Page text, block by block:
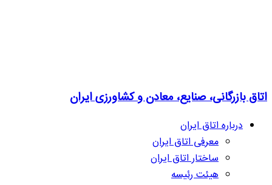
اتاق بازرگانی، صنایع، معادن و کشاورزی ایران
درباره اتاق ایران
معرفی اتاق ایران
ساختار اتاق ایران
هیئت رئیسه